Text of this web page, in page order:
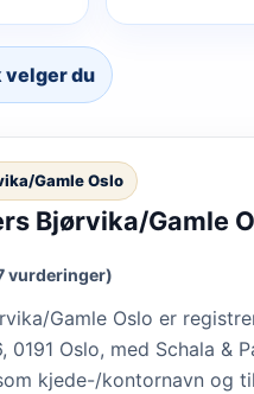
velger du
Gamle Oslo
Bjørvika/Gamle
vurderinger)
Gamle Oslo er
0191 Oslo, med Schala &
kjede-/kontornavn og